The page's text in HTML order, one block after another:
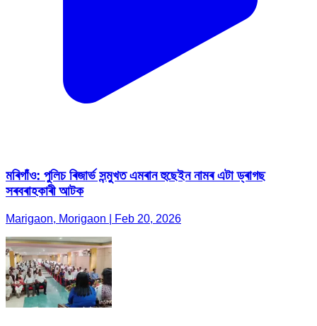
মৰিগাঁও: পুলিচ ৰিজাৰ্ভ সন্মুখত এমৰান হুছেইন নামৰ এটা ড্ৰাগছ
সৰবৰাহকাৰী আটক
Marigaon, Morigaon | Feb 20, 2026